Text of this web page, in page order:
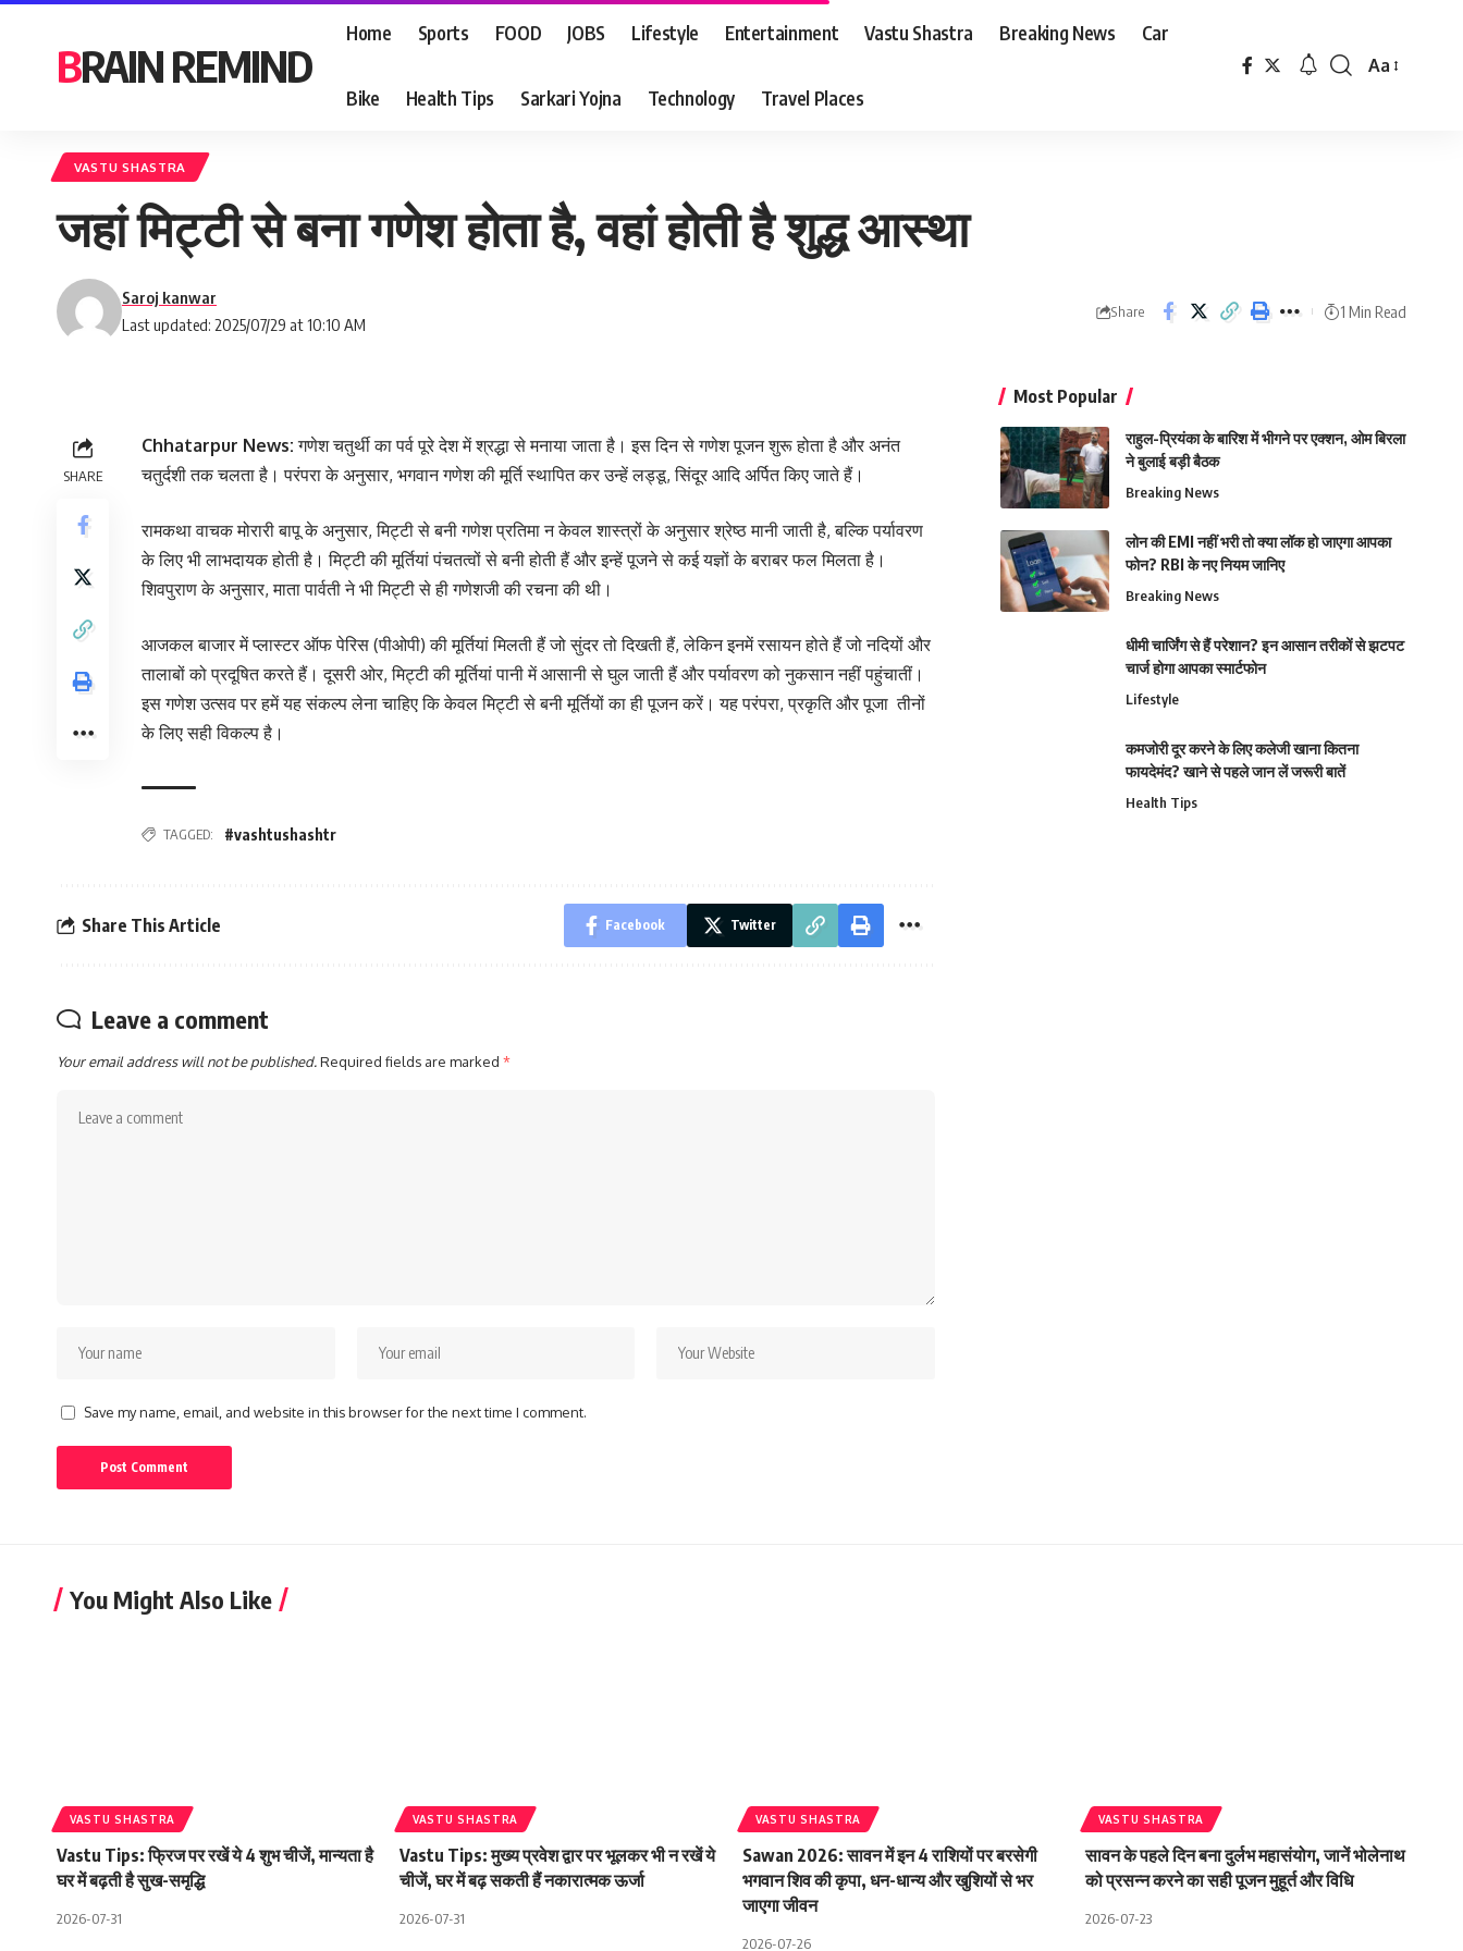
BRAIN REMIND
Home Sports FOOD JOBS Lifestyle Entertainment Vastu Shastra Breaking News Car
Bike Health Tips Sarkari Yojna Technology Travel Places
Font
Aa
VASTU SHASTRA
जहां मिट्टी से बना गणेश होता है, वहां होती है शुद्ध आस्था
Last updated: 2025/07/29 at 10:10 AM
Saroj kanwar
Share 1 Min Read
SHARE
Chhatarpur News:गणेश चतुर्थी का पर्व पूरे देश में श्रद्धा से मनाया जाता है। इस दिन से गणेश पूजन शुरू होता है और अनंत
चतुर्दशी तक चलता है। परंपरा के अनुसार, भगवान गणेश की मूर्ति स्थापित कर उन्हें लड्डू, सिंदूर आदि अर्पित किए जाते हैं।
रामकथा वाचक मोरारी बापू के अनुसार, मिट्टी से बनी गणेश प्रतिमा न केवल शास्त्रों के अनुसार श्रेष्ठ मानी जाती है, बल्कि पर्यावरण
के लिए भी लाभदायक होती है। मिट्टी की मूर्तियां पंचतत्वों से बनी होती हैं और इन्हें पूजने से कई यज्ञों के बराबर फल मिलता है।
शिवपुराण के अनुसार, माता पार्वती ने भी मिट्टी से ही गणेशजी की रचना की थी।
आजकल बाजार में प्लास्टर ऑफ पेरिस (पीओपी) की मूर्तियां मिलती हैं जो सुंदर तो दिखती हैं, लेकिन इनमें रसायन होते हैं जो नदियों और
तालाबों को प्रदूषित करते हैं। दूसरी ओर, मिट्टी की मूर्तियां पानी में आसानी से घुल जाती हैं और पर्यावरण को नुकसान नहीं पहुंचातीं।
इस गणेश उत्सव पर हमें यह संकल्प लेना चाहिए कि केवल मिट्टी से बनी मूर्तियों का ही पूजन करें। यह परंपरा, प्रकृति और पूजा तीनों
के लिए सही विकल्प है।
TAGGED: #vashtushashtr
Share This Article Facebook Twitter
Leave a comment
Your email address will not be published.Required fields are marked *
Save my name, email, and website in this browser for the next time I comment.
Most Popular
राहुल-प्रियंका के बारिश में भीगने पर एक्शन, ओम बिरला
ने बुलाई बड़ी बैठक
Breaking News
लोन की EMI नहीं भरी तो क्या लॉक हो जाएगा आपका
फोन? RBI के नए नियम जानिए
Breaking News
धीमी चार्जिंग से हैं परेशान? इन आसान तरीकों से झटपट
चार्ज होगा आपका स्मार्टफोन
Lifestyle
कमजोरी दूर करने के लिए कलेजी खाना कितना
फायदेमंद? खाने से पहले जान लें जरूरी बातें
Health Tips
You Might Also Like
VASTU SHASTRA
Vastu Tips: फ्रिज पर रखें ये 4 शुभ चीजें, मान्यता है
घर में बढ़ती है सुख-समृद्धि
2026-07-31
VASTU SHASTRA
Vastu Tips: मुख्य प्रवेश द्वार पर भूलकर भी न रखें ये
चीजें, घर में बढ़ सकती हैं नकारात्मक ऊर्जा
2026-07-31
VASTU SHASTRA
Sawan 2026: सावन में इन 4 राशियों पर बरसेगी
भगवान शिव की कृपा, धन-धान्य और खुशियों से भर
जाएगा जीवन
2026-07-26
VASTU SHASTRA
सावन के पहले दिन बना दुर्लभ महासंयोग, जानें भोलेनाथ
को प्रसन्न करने का सही पूजन मुहूर्त और विधि
2026-07-23